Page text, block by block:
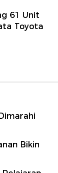
61 Unit
Toyota
Bikin